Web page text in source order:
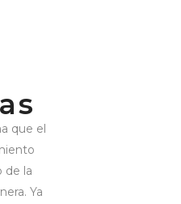
que el
de la
Ya